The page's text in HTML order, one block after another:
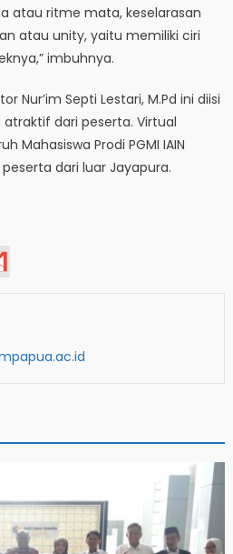
atau ritme mata, keselarasan
atau unity, yaitu memiliki ciri
imbuhnya.
Nur’im Septi Lestari, M.Pd ini diisi
dari peserta. Virtual
Mahasiswa Prodi PGMI IAIN
dari luar Jayapura.